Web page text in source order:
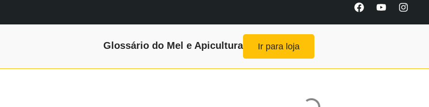
Glossário do Mel e Apicultura Ir para loja